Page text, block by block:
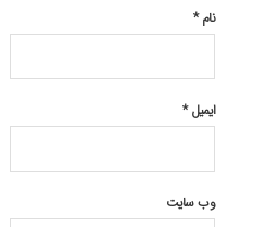
نام*
ایمیل*
وب‌ سایت